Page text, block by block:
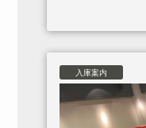
入庫案内